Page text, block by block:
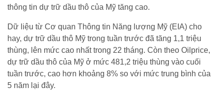
thông tin dự trữ dầu thô của Mỹ tăng cao.
Dữ liệu từ Cơ quan Thông tin Năng lượng Mỹ (EIA) cho
hay, dự trữ dầu thô Mỹ trong tuần trước đã tăng 1,1 triệu
thùng, lên mức cao nhất trong 22 tháng. Còn theo Oilprice,
dự trữ dầu thô của Mỹ ở mức 481,2 triệu thùng vào cuối
tuần trước, cao hơn khoảng 8% so với mức trung bình của
5 năm lại đây.